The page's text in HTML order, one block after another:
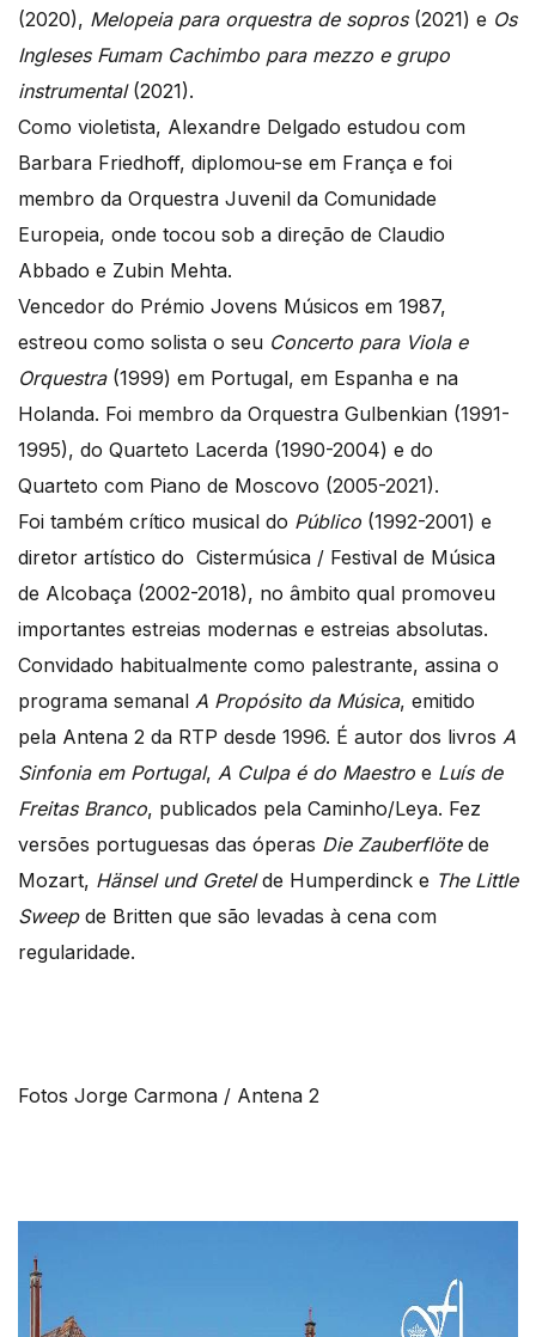
(2020), Melopeia para orquestra de sopros(2021) e Os
Ingleses Fumam Cachimbo para mezzo e grupo
instrumental(2021).
Como violetista, Alexandre Delgado estudou com
Barbara Friedhoff, diplomou-se em França e foi
membro da Orquestra Juvenil da Comunidade
Europeia, onde tocou sob a direção de Claudio
Abbado e Zubin Mehta.
Vencedor do Prémio Jovens Músicos em 1987,
estreou como solista o seu Concerto para Viola e
Orquestra(1999) em Portugal, em Espanha e na
Holanda. Foi membro da Orquestra Gulbenkian (1991-
1995), do Quarteto Lacerda (1990-2004) e do
Quarteto com Piano de Moscovo (2005-2021).
Foi também crítico musical do Público (1992-2001) e
diretor artístico do Cistermúsica / Festival de Música
de Alcobaça (2002-2018), no âmbito qual promoveu
importantes estreias modernas e estreias absolutas.
Convidado habitualmente como palestrante, assina o
programa semanal A Propósito da Música, emitido
pela Antena 2 da RTP desde 1996. É autor dos livros A
Sinfonia em Portugal, A Culpa é do Maestro e Luís de
Freitas Branco, publicados pela Caminho/Leya. Fez
versões portuguesas das óperas Die Zauberflötede
Mozart, Hänsel und Gretelde Humperdinck e The Little
Sweepde Britten que são levadas à cena com
regularidade.
Fotos Jorge Carmona / Antena 2